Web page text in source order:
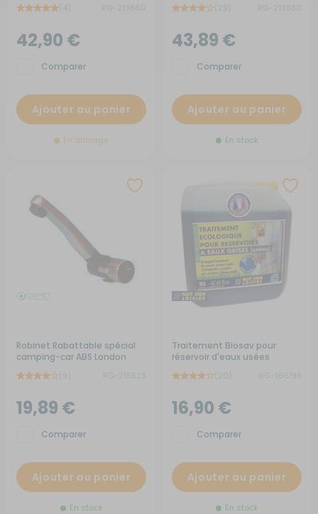
42,90 €
Comparer
Ajouter au panier
En arrivage
43,89 €
Comparer
Ajouter au panier
En stock
Robinet Rabattable spécial
camping-car ABS London
19,89 €
Comparer
Ajouter au panier
En stock
Traitement Biosav pour
réservoir d'eaux usées
16,90 €
Comparer
Ajouter au panier
En stock